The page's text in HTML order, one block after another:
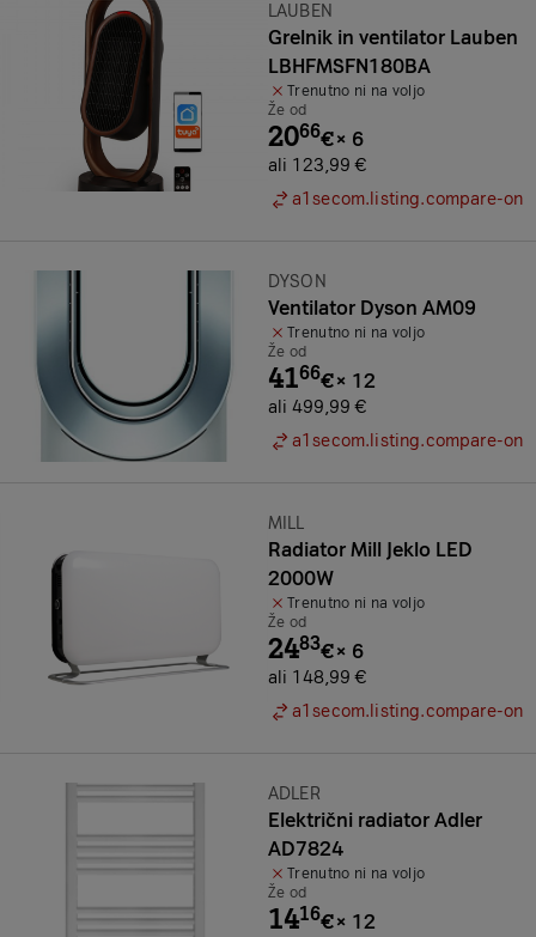
Znamka:
LAUBEN
Grelnik in ventilator Lauben
LBHFMSFN180BA
Trenutno ni na voljo
Že od
2066€× 6
ali 123,99 €
a1secom.listing.compare-on
Znamka:
DYSON
Ventilator Dyson AM09
Trenutno ni na voljo
Že od
4166€× 12
ali 499,99 €
a1secom.listing.compare-on
Znamka:
MILL
Radiator Mill Jeklo LED
2000W
Trenutno ni na voljo
Že od
2483€× 6
ali 148,99 €
a1secom.listing.compare-on
Znamka:
ADLER
Električni radiator Adler
AD7824
Trenutno ni na voljo
Že od
1416€× 12